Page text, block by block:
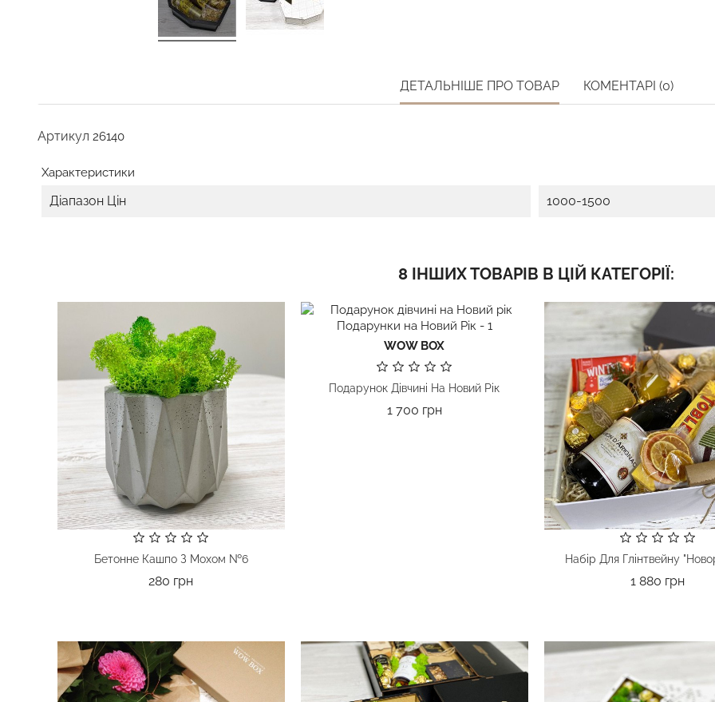
ДЕТАЛЬНІШЕ ПРО ТОВАР КОМЕНТАРІ (0)
Артикул 26140
Характеристики
Діапазон Цін 1000-1500
8 ІНШИХ ТОВАРІВ В ЦІЙ КАТЕГОРІЇ:
Бетонне Кашпо З Мохом №6
280 грнЦіна
WOW BOX
Подарунок Дівчині На Новий Рік
1 700 грнЦіна
Набір Для Глінтвейну
1 880 грнЦіна